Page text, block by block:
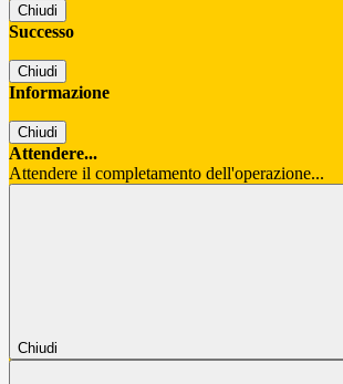
Chiudi
Successo
Chiudi
Informazione
Chiudi
Attendere...
Attendere il completamento dell'operazione...
Chiudi